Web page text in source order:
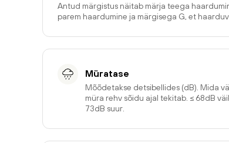
Antud märgistus näitab märja teega
parem haardumine ja märgisega G, et
Müratase
Mõõdetakse detsibellides (dB). Mida
müra rehv sõidu ajal tekitab. ≤ 68dB
73dB suur.